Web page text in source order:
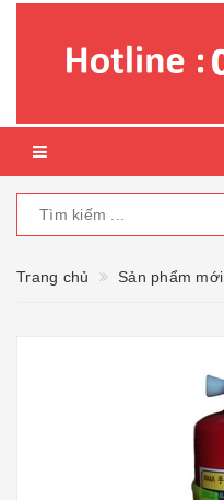
Trang chủ Sản phẩm mới